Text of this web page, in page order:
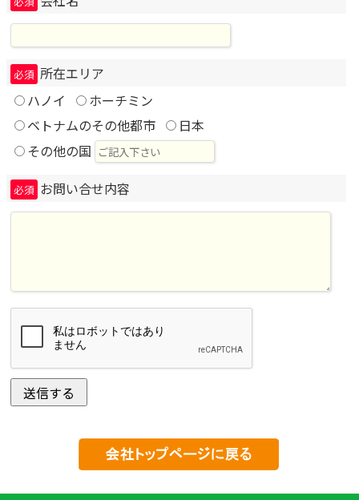
必須 所在エリア
ハノイ
ホーチミン
ベトナムのその他都市
日本
その他の国
必須 お問い合せ内容